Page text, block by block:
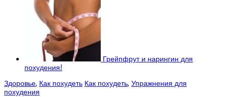
Грейпфрут и нарингин для
похудения!
Здоровье, Как похудеть Как похудеть, Упражнения для
похудения